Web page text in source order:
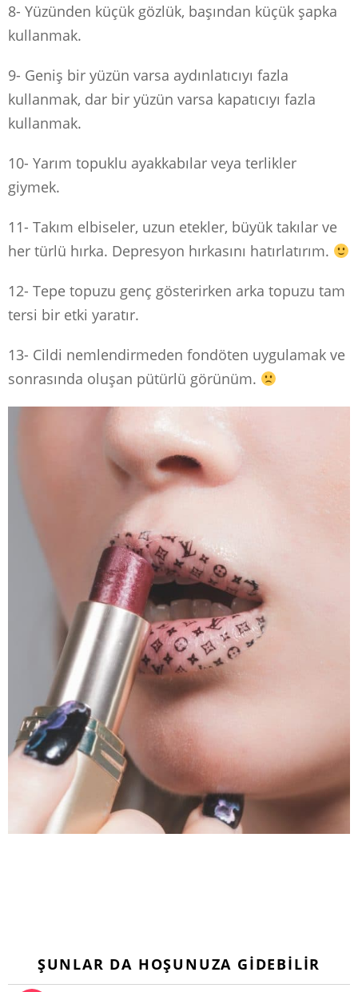
8- Yüzünden küçük gözlük, başından küçük şapka
kullanmak.
9- Geniş bir yüzün varsa aydınlatıcıyı fazla
kullanmak, dar bir yüzün varsa kapatıcıyı fazla
kullanmak.
10- Yarım topuklu ayakkabılar veya terlikler
giymek.
11- Takım elbiseler, uzun etekler, büyük takılar ve
her türlü hırka. Depresyon hırkasını hatırlatırım.
12- Tepe topuzu genç gösterirken arka topuzu tam
tersi bir etki yaratır.
13- Cildi nemlendirmeden fondöten uygulamak ve
sonrasında oluşan pütürlü görünüm.
ŞUNLAR DA HOŞUNUZA GIDEBILIR